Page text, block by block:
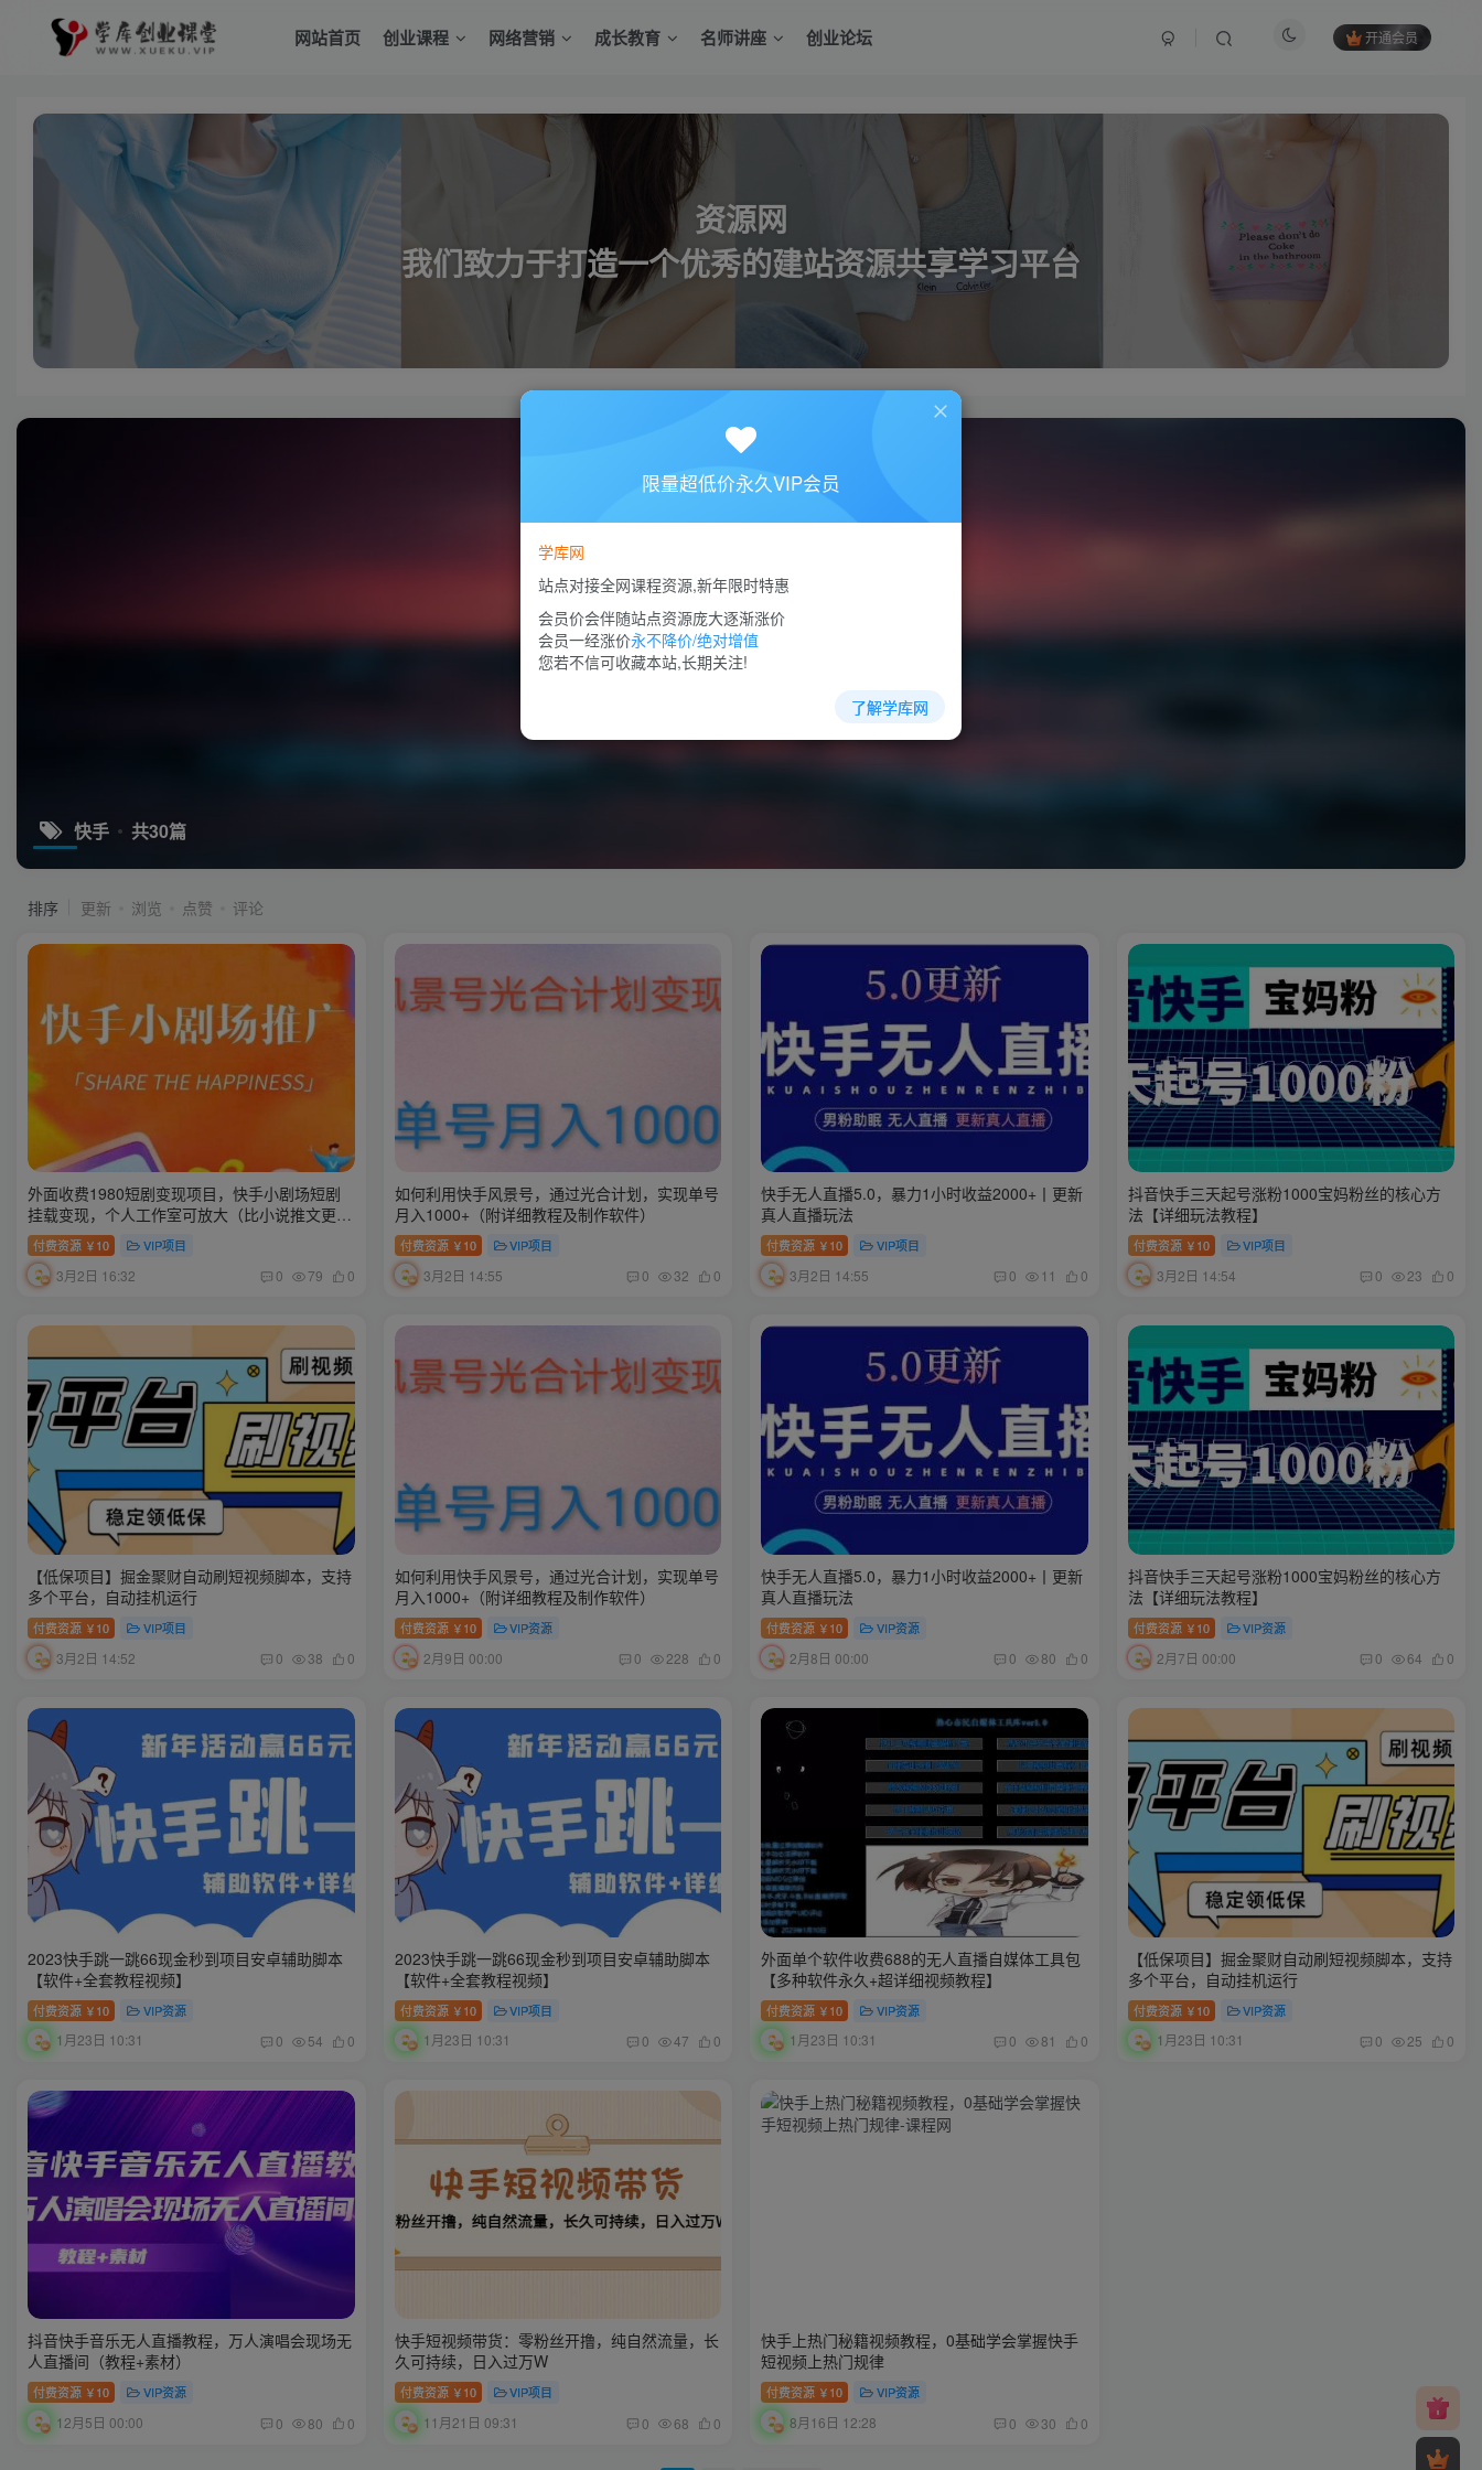
网站首页 创业课程 网络营销 成长教育 名师讲座 创业论坛 开通会员
资源网
我们致力于打造一个优秀的建站资源共享学习平台
快手 共30篇
排序 更新 浏览 点赞 评论
外面收费1980短剧变现项目，快手小剧场短剧
挂载变现，个人工作室可放大（比小说推文更容
易变现）
付费资源 ￥ 10 VIP项目
3月2日 16:32 0 79 0
如何利用快手风景号，通过光合计划，实现单号
月入1000+（附详细教程及制作软件）
付费资源 ￥ 10 VIP项目
3月2日 14:55 0 32 0
快手无人直播5.0，暴力1小时收益2000+丨更新
真人直播玩法
付费资源 ￥ 10 VIP项目
3月2日 14:55 0 11 0
抖音快手三天起号涨粉1000宝妈粉丝的核心方
法【详细玩法教程】
付费资源 ￥ 10 VIP项目
3月2日 14:54 0 23 0
【低保项目】掘金聚财自动刷短视频脚本，支持
多个平台，自动挂机运行
付费资源 ￥ 10 VIP项目
3月2日 14:52 0 38 0
如何利用快手风景号，通过光合计划，实现单号
月入1000+（附详细教程及制作软件）
付费资源 ￥ 10 VIP资源
2月9日 00:00 0 228 0
快手无人直播5.0，暴力1小时收益2000+丨更新
真人直播玩法
付费资源 ￥ 10 VIP资源
2月8日 00:00 0 80 0
抖音快手三天起号涨粉1000宝妈粉丝的核心方
法【详细玩法教程】
付费资源 ￥ 10 VIP资源
2月7日 00:00 0 64 0
2023快手跳一跳66现金秒到项目安卓辅助脚本
【软件+全套教程视频】
付费资源 ￥ 10 VIP资源
1月23日 10:31 0 54 0
2023快手跳一跳66现金秒到项目安卓辅助脚本
【软件+全套教程视频】
付费资源 ￥ 10 VIP项目
1月23日 10:31 0 47 0
外面单个软件收费688的无人直播自媒体工具包
【多种软件永久+超详细视频教程】
付费资源 ￥ 10 VIP资源
1月23日 10:31 0 81 0
【低保项目】掘金聚财自动刷短视频脚本，支持
多个平台，自动挂机运行
付费资源 ￥ 10 VIP资源
1月23日 10:31 0 25 0
抖音快手音乐无人直播教程，万人演唱会现场无
人直播间（教程+素材）
付费资源 ￥ 10 VIP资源
12月5日 00:00 0 80 0
快手短视频带货：零粉丝开撸，纯自然流量，长
久可持续，日入过万W
付费资源 ￥ 10 VIP项目
11月21日 09:31 0 68 0
快手上热门秘籍视频教程，0基础学会掌握快手
短视频上热门规律
付费资源 ￥ 10 VIP资源
8月16日 12:28 0 30 0
限量超低价永久VIP会员
学库网
站点对接全网课程资源,新年限时特惠
会员价会伴随站点资源庞大逐渐涨价
会员一经涨价永不降价/绝对增值
您若不信可收藏本站,长期关注!
了解学库网